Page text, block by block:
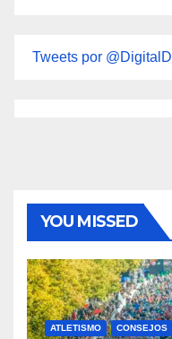
Tweets por
YOU MISSED
ATLETISMO CONSEJOS